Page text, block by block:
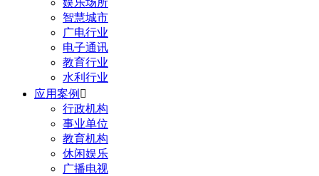
娱乐场所
智慧城市
广电行业
电子通讯
教育行业
水利行业
应用案例 
行政机构
事业单位
教育机构
休闲娱乐
广播电视